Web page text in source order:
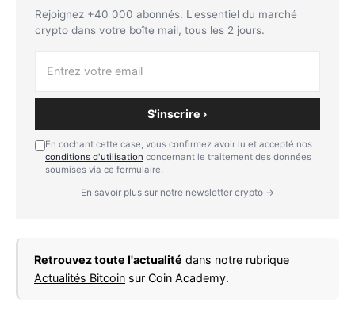
Rejoignez +40 000 abonnés. L'essentiel du marché
crypto dans votre boîte mail, tous les 2 jours.
S'inscrire ›
En cochant cette case, vous confirmez avoir lu et accepté nos
conditions d'utilisation concernant le traitement des données
soumises via ce formulaire.
En savoir plus sur notre newsletter crypto →
Retrouvez toute l'actualité dans notre rubrique
Actualités Bitcoin sur Coin Academy.